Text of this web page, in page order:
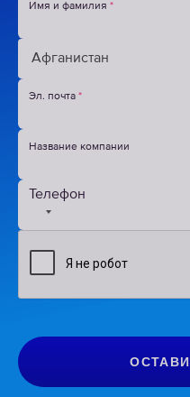
Имя и фамилия *
Страна*
Афганистан
Эл. почта *
Название компании
No
selected
Телефон